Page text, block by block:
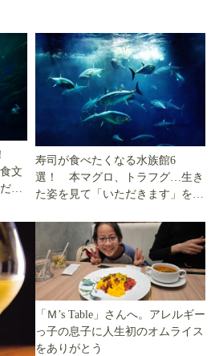
文
き
寿司が食べたくなる水族館6
選！ 本マグロ、トラフグ…生き
た姿を見て「いただきます」を考
「Ｍ’s Table」さんへ。アレルギー
っ子の息子に人生初のオムライス
をありがとう